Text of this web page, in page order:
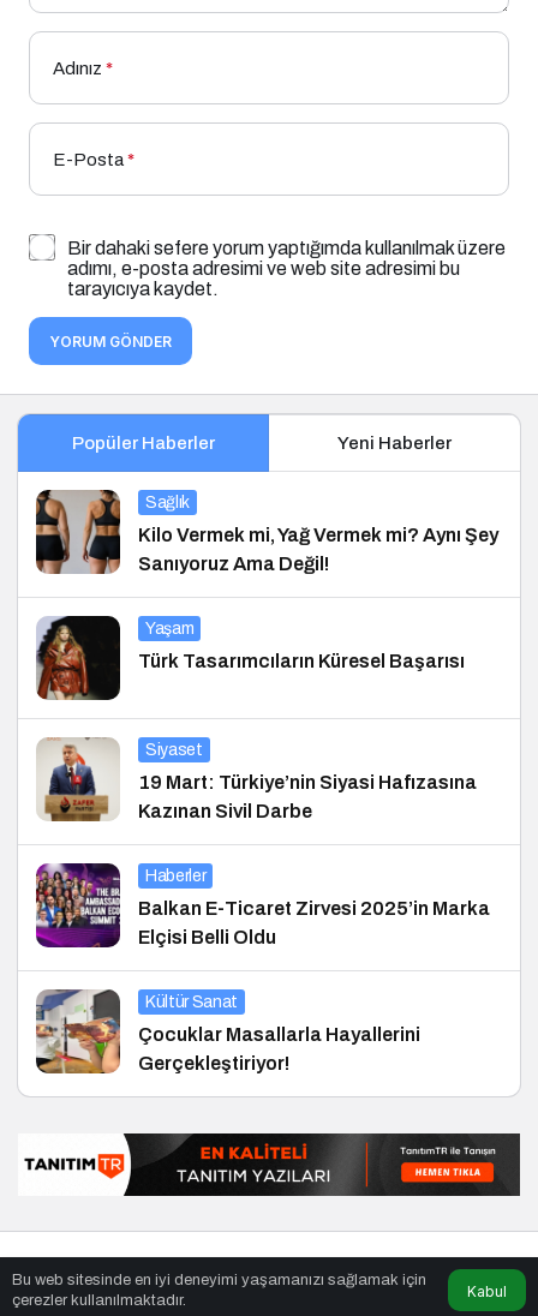
Adınız *
E-Posta*
Bir dahaki sefere yorum yaptığımda kullanılmak üzere
adımı, e-posta adresimi ve web site adresimi bu
tarayıcıya kaydet.
YORUM GÖNDER
Popüler Haberler Yeni Haberler
Sağlık
Kilo Vermek mi, Yağ Vermek mi? Aynı Şey
Sanıyoruz Ama Değil!
Yaşam
Türk Tasarımcıların Küresel Başarısı
Siyaset
19 Mart: Türkiye’nin Siyasi Hafızasına
Kazınan Sivil Darbe
Haberler
Balkan E-Ticaret Zirvesi 2025’in Marka
Elçisi Belli Oldu
Kültür Sanat
Çocuklar Masallarla Hayallerini
Gerçekleştiriyor!
Bu web sitesinde en iyi deneyimi yaşamanızı sağlamak için
çerezler kullanılmaktadır.
Kabul
en iyiler
listesi ,bihaber, sağlıklı